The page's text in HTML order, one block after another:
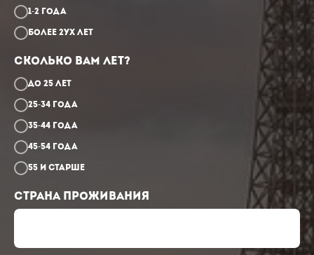
1-2 года
Более 2ух лет
Сколько Вам лет?
До 25 лет
25-34 года
35-44 года
45-54 года
55 и старше
Страна проживания